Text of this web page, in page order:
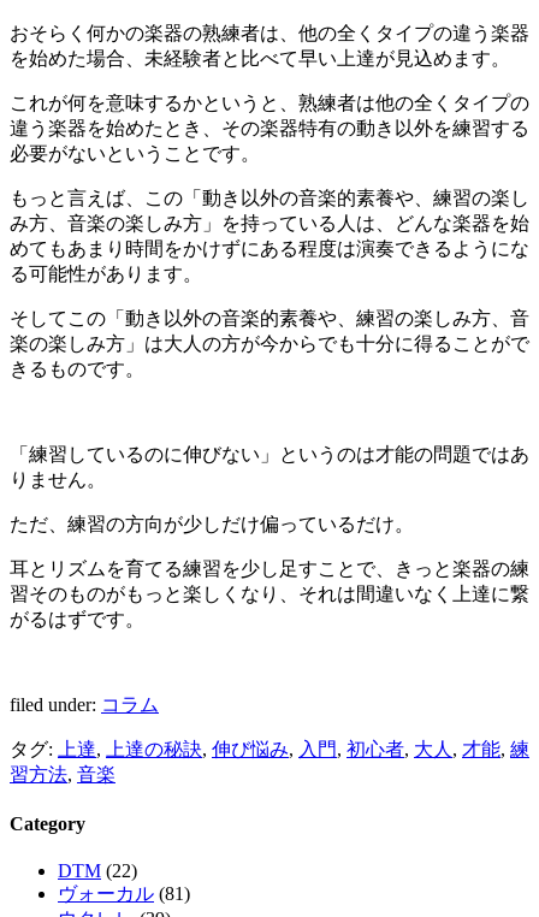
おそらく何かの楽器の熟練者は、他の全くタイプの違う楽器
を始めた場合、未経験者と比べて早い上達が見込めます。
これが何を意味するかというと、熟練者は他の全くタイプの
違う楽器を始めたとき、その楽器特有の動き以外を練習する
必要がないということです。
もっと言えば、この「動き以外の音楽的素養や、練習の楽し
み方、音楽の楽しみ方」を持っている人は、どんな楽器を始
めてもあまり時間をかけずにある程度は演奏できるようにな
る可能性があります。
そしてこの「動き以外の音楽的素養や、練習の楽しみ方、音
楽の楽しみ方」は大人の方が今からでも十分に得ることがで
きるものです。
「練習しているのに伸びない」というのは才能の問題ではあ
りません。
ただ、練習の方向が少しだけ偏っているだけ。
耳とリズムを育てる練習を少し足すことで、きっと楽器の練
習そのものがもっと楽しくなり、それは間違いなく上達に繋
がるはずです。
filed under: コラム
タグ: 上達, 上達の秘訣, 伸び悩み, 入門, 初心者, 大人 , 才能, 練
習方法, 音楽
Category
DTM (22)
ヴォーカル (81)